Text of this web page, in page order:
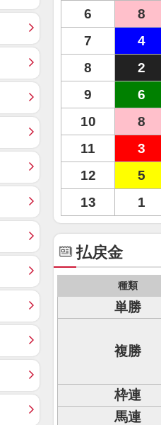
6
8
7
4
8
2
9
6
10
8
11
3
12
5
13
1
払戻金
種類
単勝
複勝
枠連
馬連